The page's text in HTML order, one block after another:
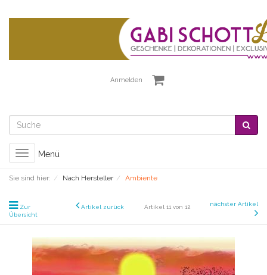
Anmelden
Toggle
navigation
Menü
Sie sind hier: Nach Hersteller Ambiente
Zur
Übersicht
Artikel zurück Artikel 11 von 12 nächster Artikel